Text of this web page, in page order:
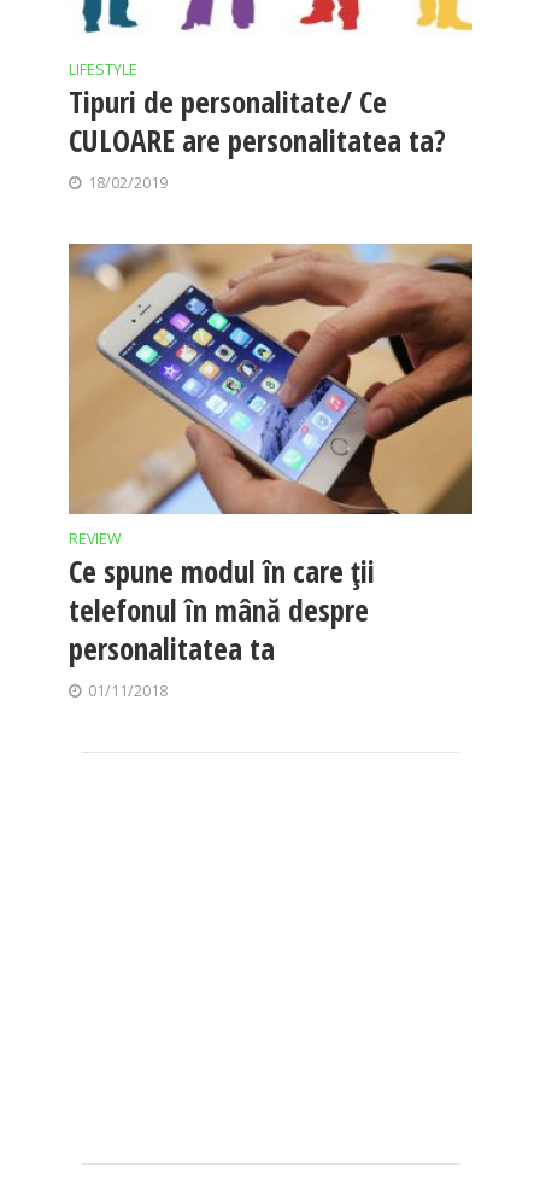
LIFESTYLE
Tipuri de personalitate/ Ce
CULOARE are personalitatea ta?
18/02/2019
REVIEW
Ce spune modul în care ții
telefonul în mână despre
personalitatea ta
01/11/2018